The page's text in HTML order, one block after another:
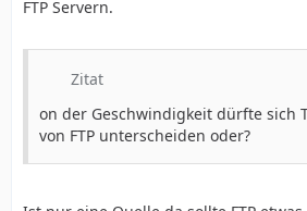
FTP Servern.
Zitat
on der Geschwindigkeit dürfte sich
von FTP unterscheiden oder?